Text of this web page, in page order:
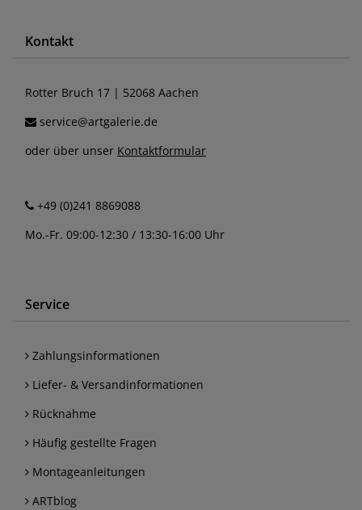
Kontakt
Rotter Bruch 17 | 52068 Aachen
service@artgalerie.de
oder über unser Kontaktformular
+49 (0)241 8869088
Mo.-Fr. 09:00-12:30 / 13:30-16:00 Uhr
Service
Zahlungsinformationen
Liefer- & Versandinformationen
Rücknahme
Häufig gestellte Fragen
Montageanleitungen
ARTblog